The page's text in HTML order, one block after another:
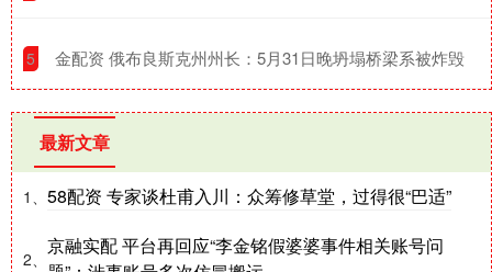
5 ​金配资 俄布良斯克州州长：5月31日晚坍塌桥梁系被炸毁
最新文章
1、 58配资 专家谈杜甫入川：众筹修草堂，过得很“巴适”
2、
京融实配 平台再回应“李金铭假婆婆事件相关账号问